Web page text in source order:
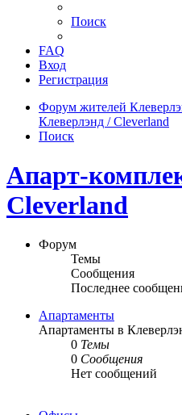
Поиск
FAQ
Вход
Регистрация
Форум жителей
Клеверлэнд / Cleverland
Поиск
Апарт-
Cleverland
Форум
Темы
Сообщения
Последнее
Апартаменты
Апартаменты в
0 Темы
0 Сообщения
Нет сообщений